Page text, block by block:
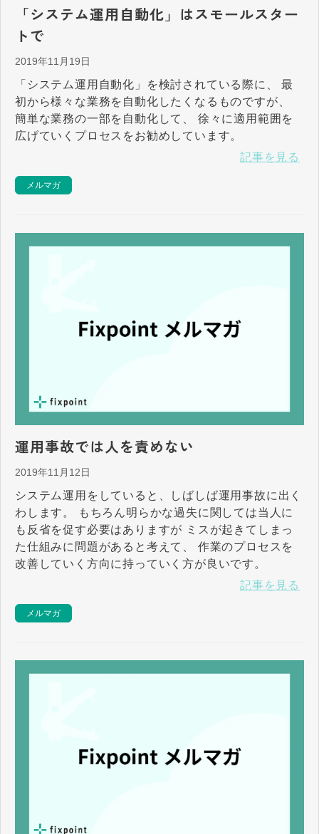
「システム運用自動化」はスモールスター
トで
2019年11月19日
「システム運用自動化」を検討されている際に、 最
初から様々な業務を自動化したくなるものですが、
簡単な業務の一部を自動化して、 徐々に適用範囲を
広げていくプロセスをお勧めしています。
記事を見る
メルマガ
運用事故では人を責めない
2019年11月12日
システム運用をしていると、しばしば運用事故に出く
わします。 もちろん明らかな過失に関しては当人に
も反省を促す必要はありますが ミスが起きてしまっ
た仕組みに問題があると考えて、 作業のプロセスを
改善していく方向に持っていく方が良いです。
記事を見る
メルマガ